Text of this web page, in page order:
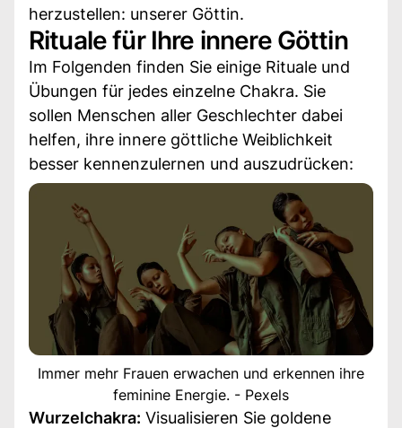
herzustellen: unserer Göttin.
Rituale für Ihre innere Göttin
Im Folgenden finden Sie einige Rituale und
Übungen für jedes einzelne Chakra. Sie
sollen Menschen aller Geschlechter dabei
helfen, ihre innere göttliche Weiblichkeit
besser kennenzulernen und auszudrücken:
Immer mehr Frauen erwachen und erkennen ihre
feminine Energie. - Pexels
Wurzelchakra: Visualisieren Sie goldene